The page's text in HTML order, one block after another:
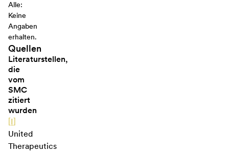
Alle:
Keine
Angaben
erhalten.
Quellen
Literaturstellen,
die
vom
SMC
zitiert
wurden
[I]
United
Therapeutics